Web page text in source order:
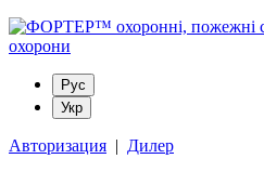
Рус
Укр
Авторизация | Дилер